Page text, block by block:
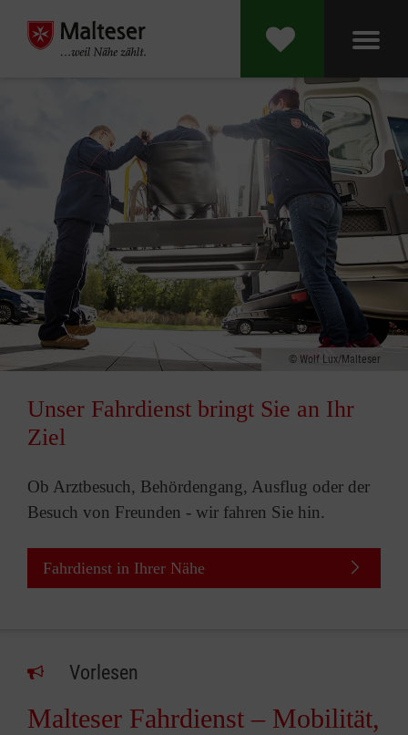
Wolf Lux/Malteser
Unser Fahrdienst bringt Sie an Ihr
Ziel
Ob Arztbesuch, Behördengang, Ausflug oder der
Besuch von Freunden - wir fahren Sie hin.
Fahrdienst in Ihrer Nähe
Vorlesen
Malteser Fahrdienst – Mobilität,